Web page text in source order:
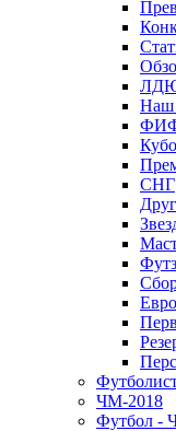
Наш
СНГ
ЧМ-2018
Футбол -